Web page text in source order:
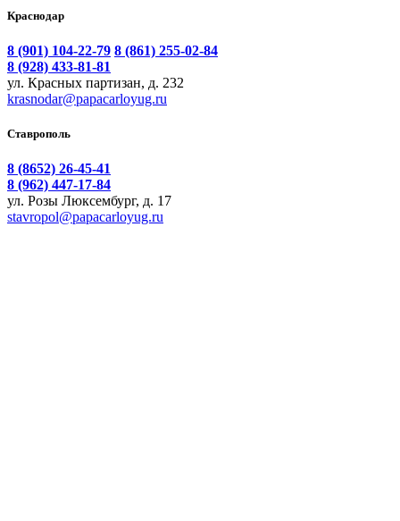
Краснодар
8 (901) 104-22-79 8 (861) 255-02-84
8 (928) 433-81-81
ул. Красных партизан, д. 232
krasnodar@papacarloyug.ru
Ставрополь
8 (8652) 26-45-41
8 (962) 447-17-84
ул. Розы Люксембург, д. 17
stavropol@papacarloyug.ru